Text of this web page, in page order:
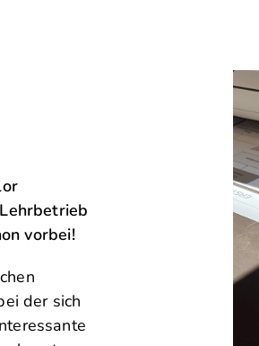
vorbei!
der sich